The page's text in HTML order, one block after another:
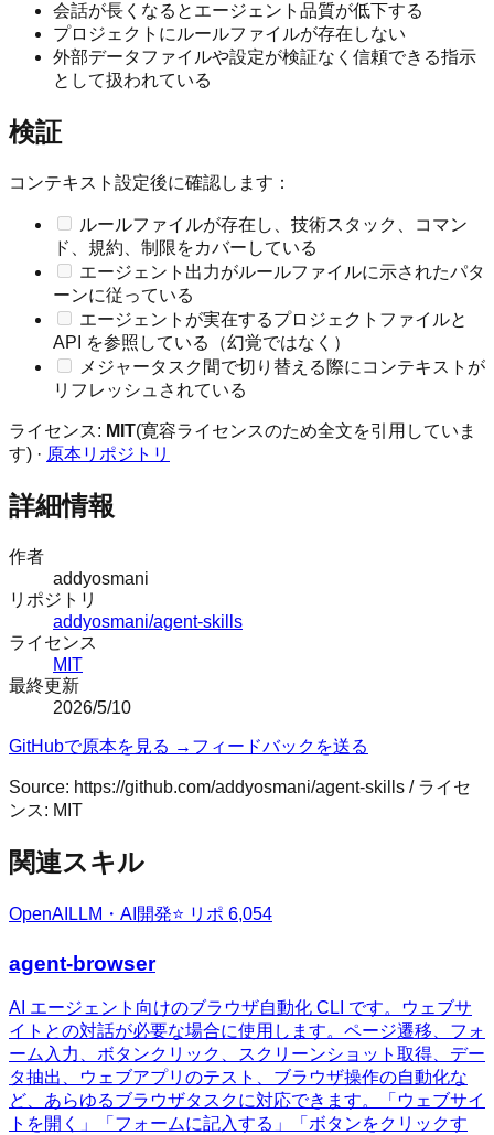
会話が長くなるとエージェント品質が低下する
プロジェクトにルールファイルが存在しない
外部データファイルや設定が検証なく信頼できる指示
として扱われている
検証
コンテキスト設定後に確認します：
ルールファイルが存在し、技術スタック、コマン
ド、規約、制限をカバーしている
エージェント出力がルールファイルに示されたパタ
ーンに従っている
エージェントが実在するプロジェクトファイルと
API を参照している（幻覚ではなく）
メジャータスク間で切り替える際にコンテキストが
リフレッシュされている
ライセンス: MIT(寛容ライセンスのため全文を引用していま
す) · 原本リポジトリ
詳細情報
作者
addyosmani
リポジトリ
addyosmani/agent-skills
ライセンス
MIT
最終更新
2026/5/10
GitHubで原本を見る → フィードバックを送る
Source: https://github.com/addyosmani/agent-skills / ライセ
ンス: MIT
関連スキル
OpenAI LLM・AI開発⭐ リポ 6,054
agent-browser
AI エージェント向けのブラウザ自動化 CLI です。ウェブサ
イトとの対話が必要な場合に使用します。ページ遷移、フォ
ーム入力、ボタンクリック、スクリーンショット取得、デー
タ抽出、ウェブアプリのテスト、ブラウザ操作の自動化な
ど、あらゆるブラウザタスクに対応できます。「ウェブサイ
トを開く」「フォームに記入する」「ボタンをクリックす